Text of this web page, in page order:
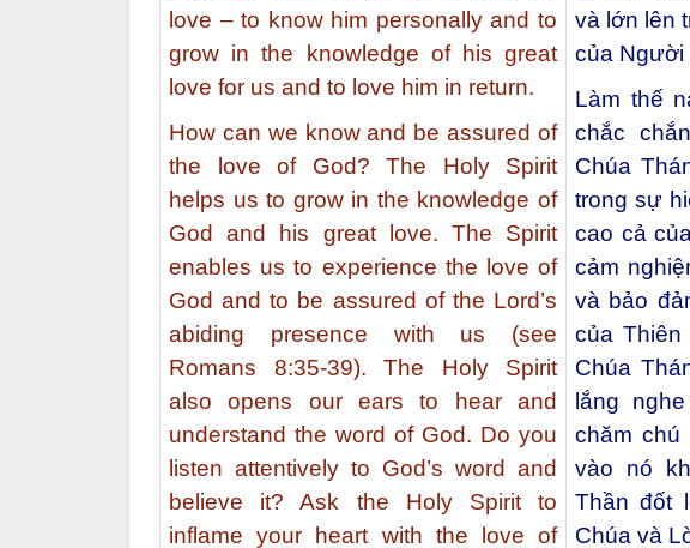
love – to know him personally and to
grow in the knowledge of his great
love for us and to love him in return.
How can we know and be assured of
the love of God? The Holy Spirit
helps us to grow in the knowledge of
God and his great love. The Spirit
enables us to experience the love of
God and to be assured of the Lord’s
abiding presence with us (see
Romans 8:35-39). The Holy Spirit
also opens our ears to hear and
understand the word of God. Do you
listen attentively to God’s word and
believe it? Ask the Holy Spirit to
inflame your heart with the love of
và lớn lên
của Người
Làm thế
chắc
Chúa
trong sự
cao cả
cảm
và bảo
của Thiên
Chúa
lắng
chăm chú
vào nó
Thần đốt
Chúa và